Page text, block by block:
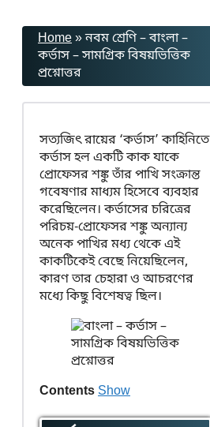
Home»নবম শ্রেণি – বাংলা –
কর্ভাস – সামগ্রিক বিষয়ভিত্তিক
প্রশ্নোত্তর
সত্যজিৎ রায়ের ‘কর্ভাস’ কাহিনিতে
কর্ভাস হল একটি কাক যাকে
প্রোফেসর শঙ্কু তাঁর পাখি সংক্রান্ত
গবেষণার মাধ্যম হিসেবে ব্যবহার
করেছিলেন। কর্ভাসের চরিত্রের
পরিচয়-প্রোফেসর শঙ্কু অন্যান্য
অনেক পাখির মধ্য থেকে এই
কাকটিকেই বেছে নিয়েছিলেন,
কারণ তার চেহারা ও আচরণের
মধ্যে কিছু বিশেষত্ব ছিল।
ContentsShow